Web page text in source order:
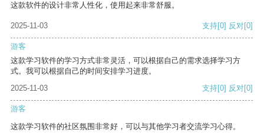
这款软件的设计非常人性化，使用起来非常舒服。
2025-11-03 支持[0] 反对[0]
游客
这款学习软件的学习方式非常灵活，可以根据自己的需求选择学习方
式。我可以根据自己的时间安排学习进度。
2025-11-03
支持[0] 反对[0]
游客
这款学习软件的社区氛围非常好，可以与其他学习者交流学习心得。